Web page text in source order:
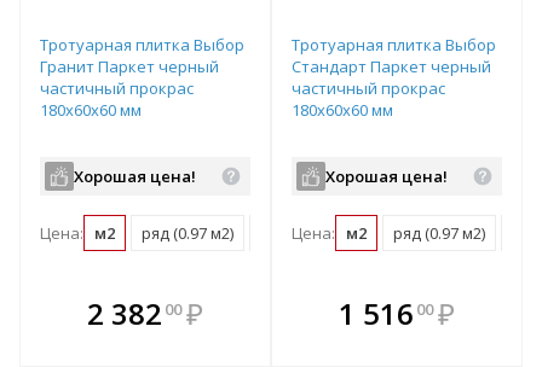
Тротуарная плитка Выбор
Гранит Паркет черный
частичный прокрас
180х60х60 мм
Хорошая цена!
Цена: м2 ряд (0.97 м2) поддон (11.64 м2)
2 382 00 ₽
В комплекте
всегда выгоднее!
Тротуарная плитка Выбор
Стандарт Паркет черный
частичный прокрас
180х60х60 мм
Хорошая цена!
Цена: м2 ряд (0.97 м2)
В комплекте
всегда выгоднее!
1 516 00 ₽